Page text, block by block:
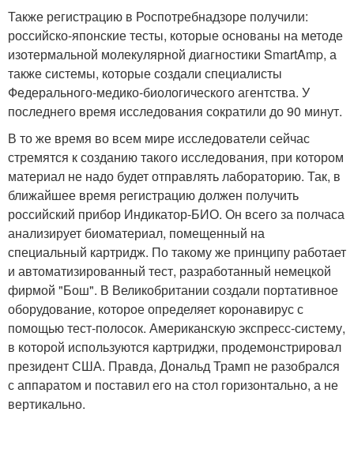
Также регистрацию в Роспотребнадзоре получили:
российско-японские тесты, которые основаны на методе
изотермальной молекулярной диагностики SmartAmp, а
также системы, которые создали специалисты
Федерального-медико-биологического агентства. У
последнего время исследования сократили до 90 минут.
В то же время во всем мире исследователи сейчас
стремятся к созданию такого исследования, при котором
материал не надо будет отправлять лабораторию. Так, в
ближайшее время регистрацию должен получить
российский прибор Индикатор-БИО. Он всего за полчаса
анализирует биоматериал, помещенный на
специальный картридж. По такому же принципу работает
и автоматизированный тест, разработанный немецкой
фирмой "Бош". В Великобритании создали портативное
оборудование, которое определяет коронавирус с
помощью тест-полосок. Американскую экспресс-систему,
в которой используются картриджи, продемонстрировал
президент США. Правда, Дональд Трамп не разобрался
с аппаратом и поставил его на стол горизонтально, а не
вертикально.